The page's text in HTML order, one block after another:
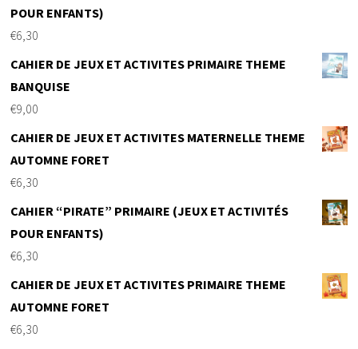
POUR ENFANTS)
€6,30
CAHIER DE JEUX ET ACTIVITES PRIMAIRE THEME
BANQUISE
€9,00
CAHIER DE JEUX ET ACTIVITES MATERNELLE THEME
AUTOMNE FORET
€6,30
CAHIER “PIRATE” PRIMAIRE (JEUX ET ACTIVITÉS
POUR ENFANTS)
€6,30
CAHIER DE JEUX ET ACTIVITES PRIMAIRE THEME
AUTOMNE FORET
€6,30